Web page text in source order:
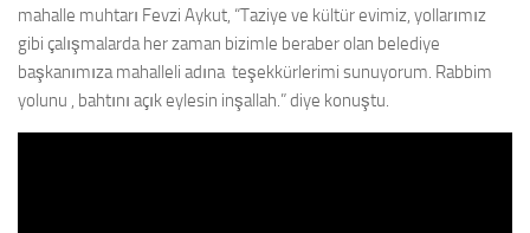
mahalle muhtarı Fevzi Aykut, “Taziye ve kültür evimiz, yollarımız
gibi çalışmalarda her zaman bizimle beraber olan belediye
başkanımıza mahalleli adına teşekkürlerimi sunuyorum. Rabbim
yolunu , bahtını açık eylesin inşallah.” diye konuştu.